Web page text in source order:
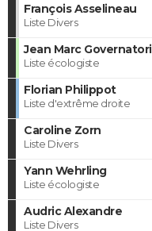
François Asselineau
Liste Divers
Jean Marc Governatori
Liste écologiste
Florian Philippot
Liste d'extrême droite
Caroline Zorn
Liste Divers
Yann Wehrling
Liste écologiste
Audric Alexandre
Liste Divers